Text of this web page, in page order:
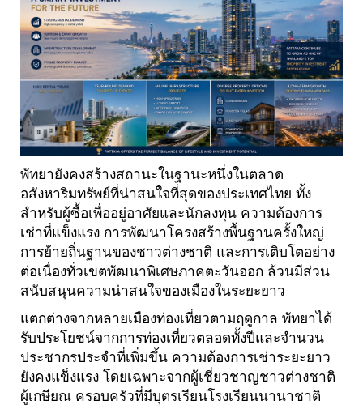
พัทยายังคงสร้างสถานะในฐานะหนึ่งในตลาด
อสังหาริมทรัพย์ที่น่าสนใจที่สุดของประเทศไทย ทั้ง
สำหรับผู้ซื้อเพื่ออยู่อาศัยและนักลงทุน ความต้องการ
เช่าที่แข็งแรง การพัฒนาโครงสร้างพื้นฐานครั้งใหญ่
การย้ายถิ่นฐานของชาวต่างชาติ และการเติบโตอย่าง
ต่อเนื่องทั่วเขตพัฒนาพิเศษภาคตะวันออก ล้วนมีส่วน
สนับสนุนความน่าสนใจของเมืองในระยะยาว
แตกต่างจากหลายเมืองท่องเที่ยวตามฤดูกาล พัทยาได้
รับประโยชน์จากการท่องเที่ยวตลอดทั้งปีและจำนวน
ประชากรประจำที่เพิ่มขึ้น ความต้องการเช่าระยะยาว
ยังคงแข็งแรง โดยเฉพาะจากผู้เชี่ยวชาญชาวต่างชาติ
ผู้เกษียณ ครอบครัวที่มีบุตรเรียนโรงเรียนนานาชาติ